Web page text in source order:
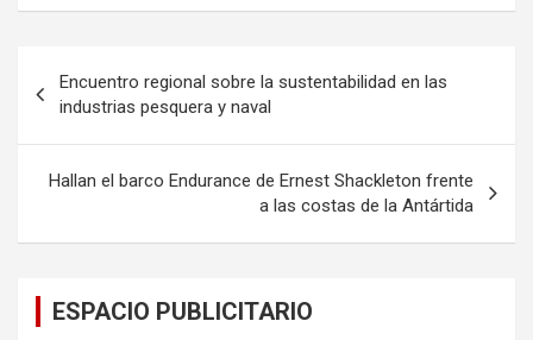
ce
o
o
k
tt ail at
s
A
p
p
de
entradas
Encuentro regional sobre la sustentabilidad en las
industrias pesquera y naval
Hallan el barco Endurance de Ernest Shackleton frente
a las costas de la Antártida
ESPACIO PUBLICITARIO